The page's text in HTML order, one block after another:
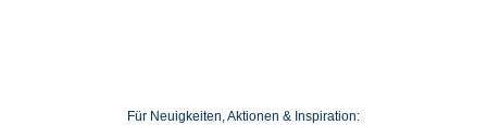
Für Neuigkeiten, Aktionen & Inspiration: